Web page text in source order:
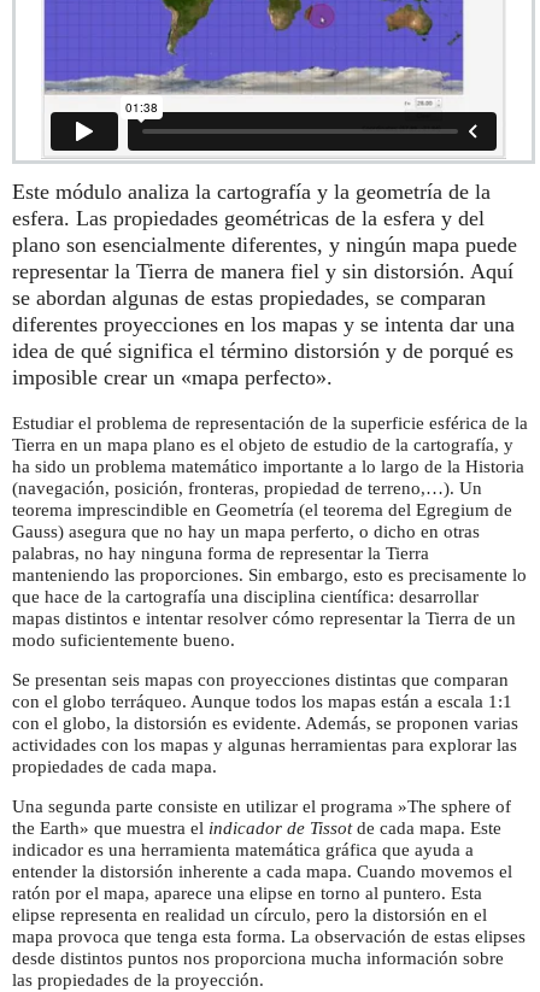
Este módulo analiza la cartografía y la geometría de la
esfera. Las propiedades geométricas de la esfera y del
plano son esencialmente diferentes, y ningún mapa puede
representar la Tierra de manera fiel y sin distorsión. Aquí
se abordan algunas de estas propiedades, se comparan
diferentes proyecciones en los mapas y se intenta dar una
idea de qué significa el término distorsión y de porqué es
imposible crear un «mapa perfecto».
Estudiar el problema de representación de la superficie esférica de la
Tierra en un mapa plano es el objeto de estudio de la cartografía, y
ha sido un problema matemático importante a lo largo de la Historia
(navegación, posición, fronteras, propiedad de terreno,…). Un
teorema imprescindible en Geometría (el teorema del Egregium de
Gauss) asegura que no hay un mapa perferto, o dicho en otras
palabras, no hay ninguna forma de representar la Tierra
manteniendo las proporciones. Sin embargo, esto es precisamente lo
que hace de la cartografía una disciplina científica: desarrollar
mapas distintos e intentar resolver cómo representar la Tierra de un
modo suficientemente bueno.
Se presentan seis mapas con proyecciones distintas que comparan
con el globo terráqueo. Aunque todos los mapas están a escala 1:1
con el globo, la distorsión es evidente. Además, se proponen varias
actividades con los mapas y algunas herramientas para explorar las
propiedades de cada mapa.
Una segunda parte consiste en utilizar el programa »The sphere of
the Earth» que muestra el indicador de Tissotde cada mapa. Este
indicador es una herramienta matemática gráfica que ayuda a
entender la distorsión inherente a cada mapa. Cuando movemos el
ratón por el mapa, aparece una elipse en torno al puntero. Esta
elipse representa en realidad un círculo, pero la distorsión en el
mapa provoca que tenga esta forma. La observación de estas elipses
desde distintos puntos nos proporciona mucha información sobre
las propiedades de la proyección.